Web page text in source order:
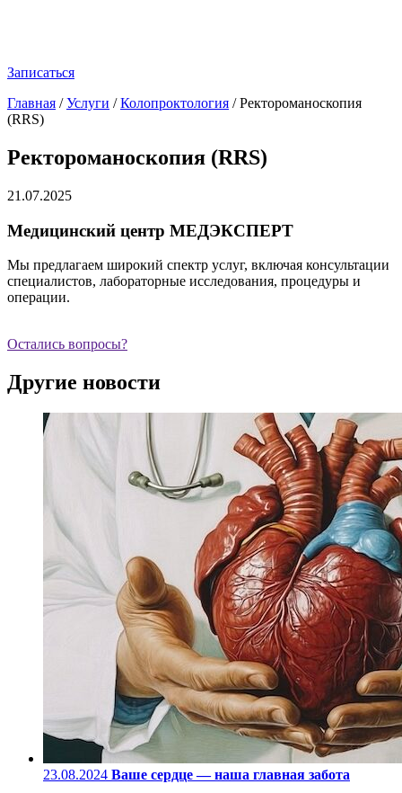
Записаться
Главная /Услуги /Колопроктология /Ректороманоскопия
(RRS)
Ректороманоскопия (RRS)
21.07.2025
Медицинский центр МЕДЭКСПЕРТ
Мы предлагаем широкий спектр услуг, включая консультации
специалистов, лабораторные исследования, процедуры и
операции.
Остались вопросы?
Другие новости
23.08.2024 Ваше сердце — наша главная забота